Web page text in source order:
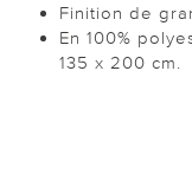
Finition de
En 100%
135 x 200 cm.